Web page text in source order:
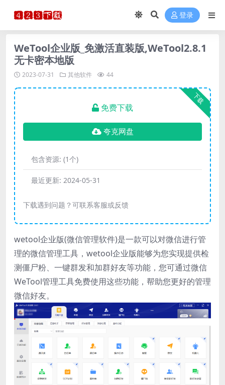
登录
WeTool企业版_免激活直装版,WeTool2.8.1
无卡密本地版
2023-07-31 其他软件 44
下载
免费下载
夸克网盘
包含资源: (1个)
最近更新: 2024-05-31
下载遇到问题？可联系客服或反馈
wetool企业版(微信管理软件)是一款可以对微信进行管
理的微信管理工具，wetool企业版能够为您实现提供检
测僵尸粉、一键群发和加群好友等功能，您可通过微信
WeTool管理工具免费使用这些功能，帮助您更好的管理
微信好友。